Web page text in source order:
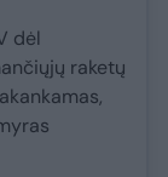
dėl
raketų